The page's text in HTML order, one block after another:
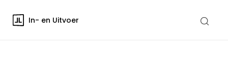
In- en Uitvoer